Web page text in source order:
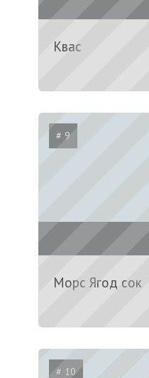
Квас
# 9
Морс Ягод сок
# 10